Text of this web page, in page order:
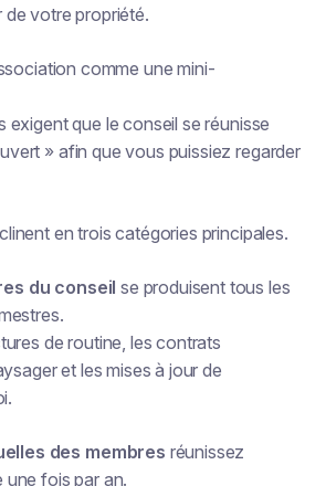
votre propriété.
comme une mini-
exigent que le conseil se réunisse
» afin que vous puissiez regarder
en trois catégories principales.
du conseil se produisent tous les
de routine, les contrats
et les mises à jour de
des membres réunissez
une fois par an.